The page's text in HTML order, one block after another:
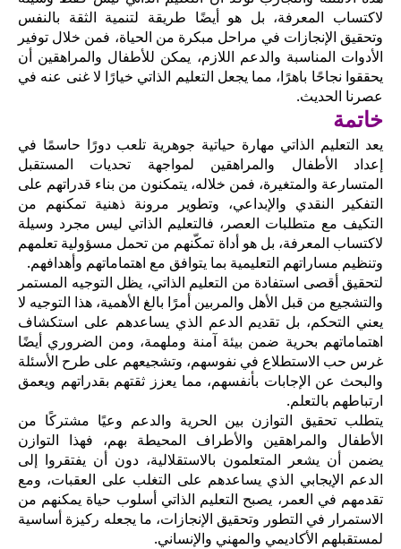
لاكتساب المعرفة، بل هو أيضًا طريقة لتنمية الثقة بالنفس
وتحقيق الإنجازات في مراحل مبكرة من الحياة، فمن خلال توفير
الأدوات المناسبة والدعم اللازم، يمكن للأطفال والمراهقين أن
يحققوا نجاحًا باهرًا، مما يجعل التعليم الذاتي خيارًا لا غنى عنه في
عصرنا الحديث.
خاتمة
يعد التعليم الذاتي مهارة حياتية جوهرية تلعب دورًا حاسمًا في
إعداد الأطفال والمراهقين لمواجهة تحديات المستقبل
المتسارعة والمتغيرة، فمن خلاله، يتمكنون من بناء قدراتهم على
التفكير النقدي والإبداعي، وتطوير مرونة ذهنية تمكنهم من
التكيف مع متطلبات العصر، فالتعليم الذاتي ليس مجرد وسيلة
لاكتساب المعرفة، بل هو أداة تمكّنهم من تحمل مسؤولية تعلمهم
وتنظيم مساراتهم التعليمية بما يتوافق مع اهتماماتهم وأهدافهم.
لتحقيق أقصى استفادة من التعليم الذاتي، يظل التوجيه المستمر
والتشجيع من قبل الأهل والمربين أمرًا بالغ الأهمية، هذا التوجيه لا
يعني التحكم، بل تقديم الدعم الذي يساعدهم على استكشاف
اهتماماتهم بحرية ضمن بيئة آمنة وملهمة، ومن الضروري أيضًا
غرس حب الاستطلاع في نفوسهم، وتشجيعهم على طرح الأسئلة
والبحث عن الإجابات بأنفسهم، مما يعزز ثقتهم بقدراتهم ويعمق
ارتباطهم بالتعلم.
يتطلب تحقيق التوازن بين الحرية والدعم وعيًا مشتركًا من
الأطفال والمراهقين والأطراف المحيطة بهم، فهذا التوازن
يضمن أن يشعر المتعلمون بالاستقلالية، دون أن يفتقروا إلى
الدعم الإيجابي الذي يساعدهم على التغلب على العقبات، ومع
تقدمهم في العمر، يصبح التعليم الذاتي أسلوب حياة يمكنهم من
الاستمرار في التطور وتحقيق الإنجازات، ما يجعله ركيزة أساسية
لمستقبلهم الأكاديمي والمهني والإنساني.